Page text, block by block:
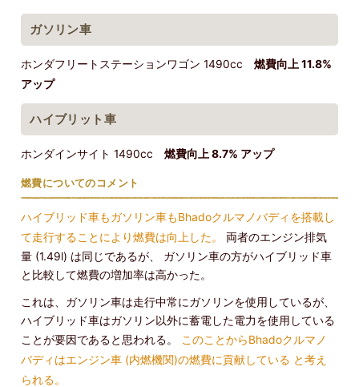
ガソリン車
ホンダフリートステーションワゴン 1490cc燃費向上 11.8%
アップ
ハイブリット車
ホンダインサイト 1490cc燃費向上 8.7% アップ
燃費についてのコメント
ハイブリッド車もガソリン車もBhadoクルマノバディを搭載し
て走行することにより燃費は向上した。
両者のエンジン排気
量 (1.49l) は同じであるが、 ガソリン車の方がハイブリッド車
と比較して燃費の増加率は高かった。
これは、ガソリン車は走行中常にガソリンを使用しているが、
ハイブリッド車はガソリン以外に蓄電した電力を使用している
ことが要因であると思われる。
このことからBhadoクルマノ
バディはエンジン車 (内燃機関)の燃費に貢献している と考え
られる。